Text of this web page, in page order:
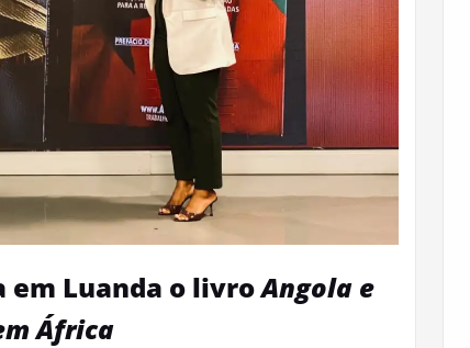
em Luanda o livroAngola e
África